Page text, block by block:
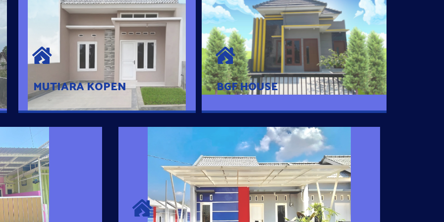
MUTIARA KOPEN
MUTIARA KOPEN
Hunian nyaman dengan suasana
pedesaan. 10 menit dari pusat kota, 2
menit dari Ring Road
BGF HOUSE
BGF HOUSE
Hunian Mewah Pusat Kota dengan fasilitas
Free Desain, Dapur, Parkir Mobil dengan 3
Kamar Tidur dan 2 Kamar Mandi.
Pintar
rumahnya dengan
SURYA MADANI SATU
Satu-satunya Hunian nyaman dengan harga subsidi hanya 100
jutaan dengan lokasi strategis di Tuban